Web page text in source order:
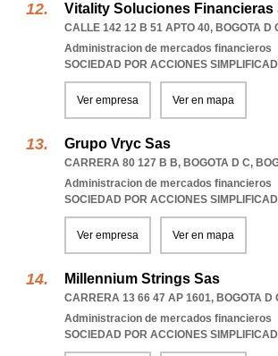
Vitality Soluciones Financieras
CALLE 142 12 B 51 APTO 40, BOGOTA D
Administracion de mercados financieros
SOCIEDAD POR ACCIONES
Ver empresa Ver en mapa
Grupo Vryc Sas
CARRERA 80 127 B B, BOGOTA D C,
Administracion de mercados financieros
SOCIEDAD POR ACCIONES
Ver empresa Ver en mapa
Millennium Strings Sas
CARRERA 13 66 47 AP 1601, BOGOTA D
Administracion de mercados financieros
SOCIEDAD POR ACCIONES